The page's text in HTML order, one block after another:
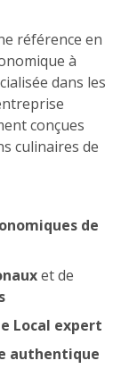
référence en
à
dans les
conçues
culinaires de
de
et de
Local expert
authentique